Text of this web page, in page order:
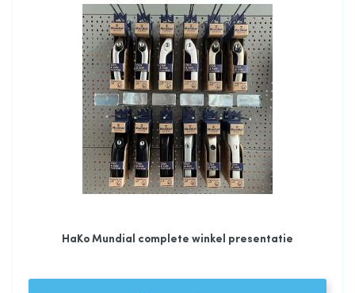
HaKo Mundial complete winkel presentatie